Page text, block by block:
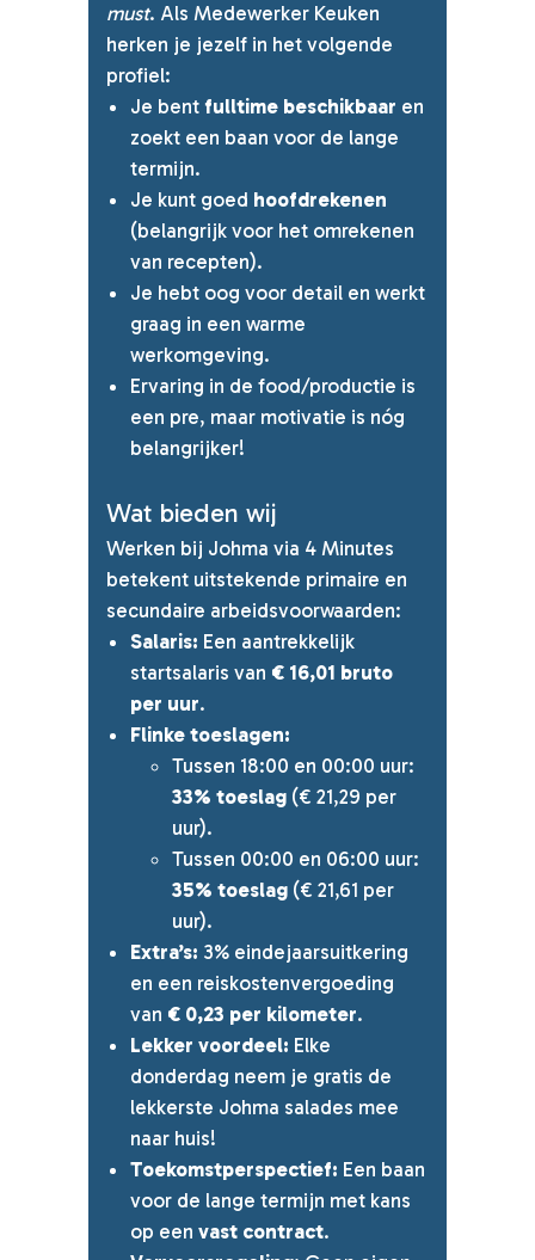
must. Als Medewerker Keuken
herken je jezelf in het volgende
profiel:
Je bent fulltime beschikbaar en
zoekt een baan voor de lange
termijn.
Je kunt goed hoofdrekenen
(belangrijk voor het omrekenen
van recepten).
Je hebt oog voor detail en werkt
graag in een warme
werkomgeving.
Ervaring in de food/productie is
een pre, maar motivatie is nóg
belangrijker!
Wat bieden wij
Werken bij Johma via 4 Minutes
betekent uitstekende primaire en
secundaire arbeidsvoorwaarden:
Salaris: Een aantrekkelijk
startsalaris van € 16,01 bruto
per uur.
Flinke toeslagen:
Tussen 18:00 en 00:00 uur:
33% toeslag (€ 21,29 per
uur).
Tussen 00:00 en 06:00 uur:
35% toeslag (€ 21,61 per
uur).
Extra’s: 3% eindejaarsuitkering
en een reiskostenvergoeding
van € 0,23 per kilometer.
Lekker voordeel: Elke
donderdag neem je gratis de
lekkerste Johma salades mee
naar huis!
Toekomstperspectief: Een baan
voor de lange termijn met kans
op een vast contract.